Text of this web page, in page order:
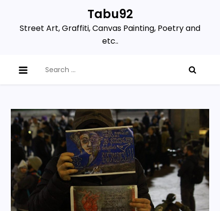
content
Tabu92
Street Art, Graffiti, Canvas Painting, Poetry and
etc..
for: